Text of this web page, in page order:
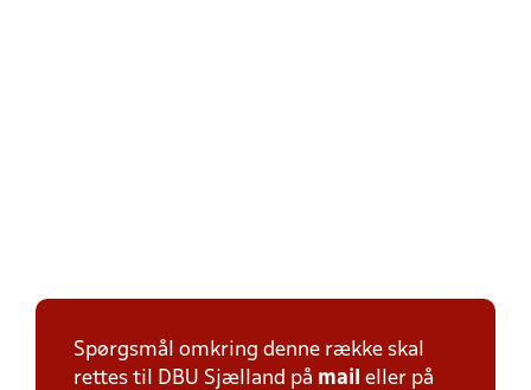
Spørgsmål omkring denne række skal
rettes til DBU Sjælland på mail eller på